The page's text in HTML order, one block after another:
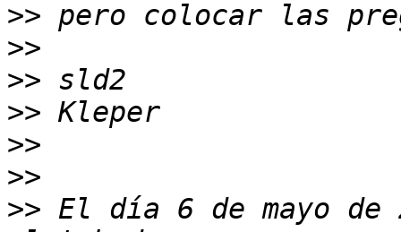
>>
>>
>>
>>
>>
>>
>> El día 6 de mayo